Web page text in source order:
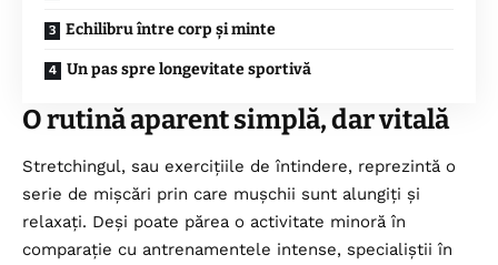
Echilibru între corp și minte
Un pas spre longevitate sportivă
O rutină aparent simplă, dar vitală
Stretchingul, sau exercițiile de întindere, reprezintă o
serie de mișcări prin care mușchii sunt alungiți și
relaxați. Deși poate părea o activitate minoră în
comparație cu antrenamentele intense, specialiștii în